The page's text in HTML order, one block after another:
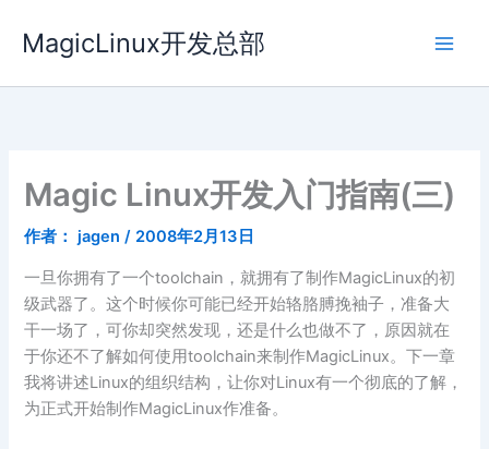
容
MagicLinux开发总部
Magic Linux开发入门指南(三)
作者： jagen/ 2008年2月13日
一旦你拥有了一个toolchain，就拥有了制作MagicLinux的初
级武器了。这个时候你可能已经开始辂胳膊挽袖子，准备大
干一场了，可你却突然发现，还是什么也做不了，原因就在
于你还不了解如何使用toolchain来制作MagicLinux。下一章
我将讲述Linux的组织结构，让你对Linux有一个彻底的了解，
为正式开始制作MagicLinux作准备。